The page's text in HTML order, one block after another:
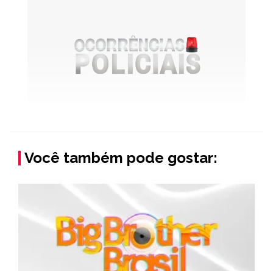
Você também pode gostar: